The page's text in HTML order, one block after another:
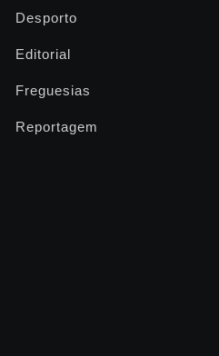
Desporto
Editorial
Freguesias
Reportagem